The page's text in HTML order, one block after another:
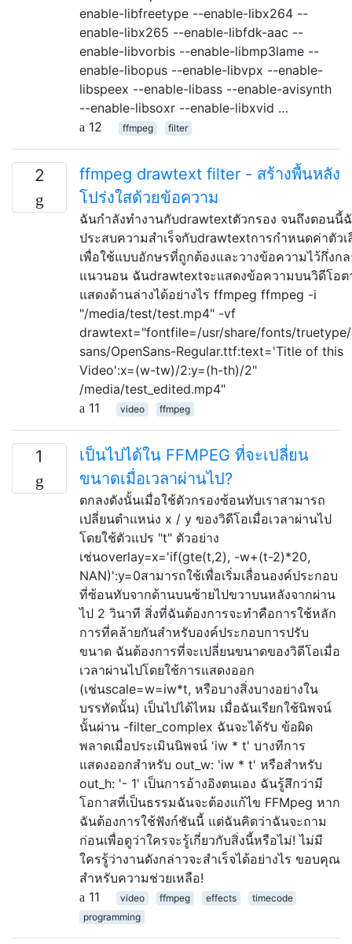
enable-libfreetype --enable-libx264 --
enable-libx265 --enable-libfdk-aac --
enable-libvorbis --enable-libmp3lame --
enable-libopus --enable-libvpx --enable-
libspeex --enable-libass --enable-avisynth
--enable-libsoxr --enable-libxvid …
12
ffmpeg filter
2
ffmpeg drawtext filter - สร้างพื้นหลัง
โปร่งใสด้วยข้อความ
ฉันกำลังทำงานกับdrawtextตัวกรอง จนถึงตอนนี้
ประสบความสำเร็จกับdrawtextการกำหนดค่าตัวเ
เพื่อใช้แบบอักษรที่ถูกต้องและวางข้อความไว้กึ่งกล
แนวนอน ฉันdrawtextจะแสดงข้อความบนวิดีโอ
แสดงด้านล่างได้อย่างไร ffmpeg ffmpeg -i
"/media/test/test.mp4" -vf
drawtext="fontfile=/usr/share/fonts/
sans/OpenSans-Regular.ttf:text='Title of this
Video':x=(w-tw)/2:y=(h-th)/2"
/media/test_edited.mp4"
11
video ffmpeg
1
เป็นไปได้ใน FFMPEG ที่จะเปลี่ยน
ขนาดเมื่อเวลาผ่านไป?
ตกลงดังนั้นเมื่อใช้ตัวกรองซ้อนทับเราสามารถ
เปลี่ยนตำแหน่ง x / y ของวิดีโอเมื่อเวลาผ่านไป
โดยใช้ตัวแปร "t" ตัวอย่าง
เช่นoverlay=x='if(gte(t,2), -w+(t-2)*20,
NAN)':y=0สามารถใช้เพื่อเริ่มเลื่อนองค์ประกอบ
ที่ซ้อนทับจากด้านบนซ้ายไปขวาบนหลังจากผ่าน
ไป 2 วินาที สิ่งที่ฉันต้องการจะทำคือการใช้หลัก
การที่คล้ายกันสำหรับองค์ประกอบการปรับ
ขนาด ฉันต้องการที่จะเปลี่ยนขนาดของวิดีโอเมื่อ
เวลาผ่านไปโดยใช้การแสดงออก
(เช่นscale=w=iw*t, หรือบางสิ่งบางอย่างใน
บรรทัดนั้น) เป็นไปได้ไหม เมื่อฉันเรียกใช้นิพจน์
นั้นผ่าน -filter_complex ฉันจะได้รับ ข้อผิด
พลาดเมื่อประเมินนิพจน์ 'iw * t' บางทีการ
แสดงออกสำหรับ out_w: 'iw * t' หรือสำหรับ
out_h: '- 1' เป็นการอ้างอิงตนเอง ฉันรู้สึกว่ามี
โอกาสที่เป็นธรรมฉันจะต้องแก้ไข FFMpeg หาก
ฉันต้องการใช้ฟังก์ชันนี้ แต่ฉันคิดว่าฉันจะถาม
ก่อนเพื่อดูว่าใครจะรู้เกี่ยวกับสิ่งนี้หรือไม่! ไม่มี
ใครรู้ว่างานดังกล่าวจะสำเร็จได้อย่างไร ขอบคุณ
สำหรับความช่วยเหลือ!
11
video ffmpeg effects
timecode
programming